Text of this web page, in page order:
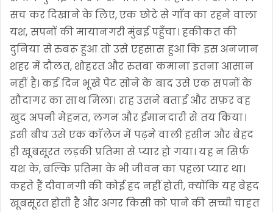
सच कर दिखाने के लिए, एक छोटे से गाँव का रहने वाला
यश, सपनों की मायानगरी मुंबई पहुँचा। हकीकत की
दुनिया से रुबरू हुआ तो उसे एहसास हुआ कि इस अनजान
शहर में दौलत, शोहरत और रुतबा कमाना इतना आसान
नहीं है। कई दिन भूखे पेट सोने के बाद उसे एक सपनों के
सौदागर का साथ मिला। राह उसने बताई और सफ़र वह
खुद अपनी मेहनत, लगन और ईमानदारी से तय किया।
इसी बीच उसे एक काॅलेज में पढ़ने वाली हसीन और बेहद
ही खूबसूरत लड़की प्रतिमा से प्यार हो गया। यह न सिर्फ
यश के, बल्कि प्रतिमा के भी जीवन का पहला प्यार था।
कहते हैं दीवानगी की कोई हद नहीं होती, क्योंकि यह बेहद
खूबसूरत होती है और अगर किसी को पाने की सच्ची चाहत